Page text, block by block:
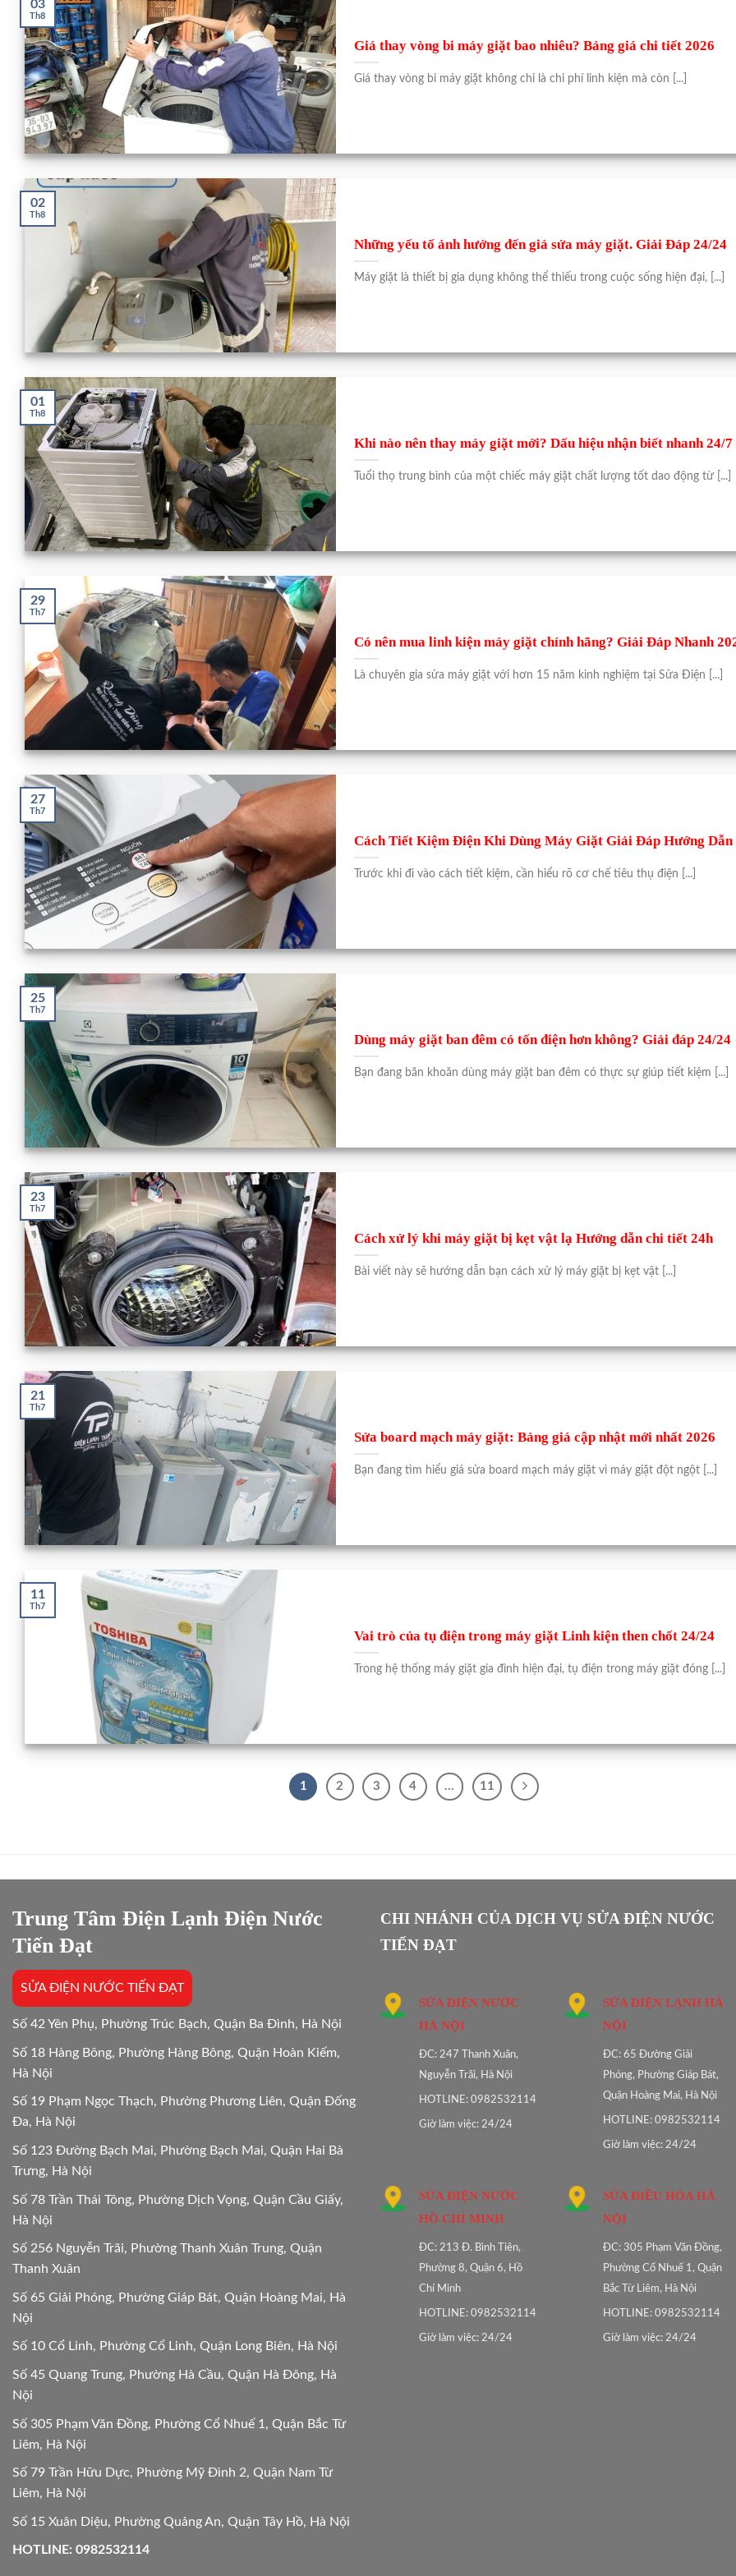
Giá thay vòng bi máy giặt bao nhiêu? Bảng giá chi tiết 2026
Giá thay vòng bi máy giặt không chỉ là chi phí linh kiện mà còn [...]
03
Th8
Những yếu tố ảnh hưởng đến giá sửa máy giặt. Giải Đáp 24/24
Máy giặt là thiết bị gia dụng không thể thiếu trong cuộc sống hiện đại, [...]
02
Th8
Khi nào nên thay máy giặt mới? Dấu hiệu nhận biết nhanh 24/7
Tuổi thọ trung bình của một chiếc máy giặt chất lượng tốt dao động từ [...]
01
Th8
Có nên mua linh kiện máy giặt chính hãng? Giải Đáp Nhanh
Là chuyên gia sửa máy giặt với hơn 15 năm kinh nghiệm tại Sửa Điện [...]
29
Th7
Cách Tiết Kiệm Điện Khi Dùng Máy Giặt Giải Đáp Hướng Dẫn
Trước khi đi vào cách tiết kiệm, cần hiểu rõ cơ chế tiêu thụ điện [...]
27
Th7
Dùng máy giặt ban đêm có tốn điện hơn không? Giải đáp 24/24
Bạn đang băn khoăn dùng máy giặt ban đêm có thực sự giúp tiết kiệm [...]
25
Th7
Cách xử lý khi máy giặt bị kẹt vật lạ Hướng dẫn chi tiết 24h
Bài viết này sẽ hướng dẫn bạn cách xử lý máy giặt bị kẹt vật [...]
23
Th7
Sửa board mạch máy giặt: Bảng giá cập nhật mới nhất 2026
Bạn đang tìm hiểu giá sửa board mạch máy giặt vì máy giặt đột ngột [...]
21
Th7
Vai trò của tụ điện trong máy giặt Linh kiện then chốt 24/24
Trong hệ thống máy giặt gia đình hiện đại, tụ điện trong máy giặt đóng [...]
11
Th7
1 2 3 4 … 11
Trung Tâm Điện Lạnh Điện Nước
Tiến Đạt
SỬA ĐIỆN NƯỚC TIẾN ĐẠT
Số 42 Yên Phụ, Phường Trúc Bạch, Quận Ba Đình, Hà Nội
Số 18 Hàng Bông, Phường Hàng Bông, Quận Hoàn Kiếm,
Hà Nội
Số 19 Phạm Ngọc Thạch, Phường Phương Liên, Quận Đống
Đa, Hà Nội
Số 123 Đường Bạch Mai, Phường Bạch Mai, Quận Hai Bà
Trưng, Hà Nội
Số 78 Trần Thái Tông, Phường Dịch Vọng, Quận Cầu Giấy,
Hà Nội
Số 256 Nguyễn Trãi, Phường Thanh Xuân Trung, Quận
Thanh Xuân
Số 65 Giải Phóng, Phường Giáp Bát, Quận Hoàng Mai, Hà
Nội
Số 10 Cổ Linh, Phường Cổ Linh, Quận Long Biên, Hà Nội
Số 45 Quang Trung, Phường Hà Cầu, Quận Hà Đông, Hà
Nội
Số 305 Phạm Văn Đồng, Phường Cổ Nhuế 1, Quận Bắc Từ
Liêm, Hà Nội
Số 79 Trần Hữu Dực, Phường Mỹ Đình 2, Quận Nam Từ
Liêm, Hà Nội
Số 15 Xuân Diệu, Phường Quảng An, Quận Tây Hồ, Hà Nội
HOTLINE: 0982532114
CHI NHÁNH CỦA DỊCH VỤ SỬA ĐIỆN NƯỚC
TIẾN ĐẠT
SỬA ĐIỆN NƯỚC
HÀ NỘI
ĐC: 247 Thanh Xuân,
Nguyễn Trãi, Hà Nội
HOTLINE: 0982532114
Giờ làm việc: 24/24
SỬA ĐIỆN LẠNH HÀ
NỘI
ĐC: 65 Đường Giải
Phóng, Phường Giáp Bát,
Quận Hoàng Mai, Hà Nội
HOTLINE: 0982532114
Giờ làm việc: 24/24
SỬA ĐIỆN NƯỚC
HỒ CHÍ MINH
ĐC: 213 Đ. Bình Tiên,
Phường 8, Quận 6, Hồ
Chí Minh
HOTLINE: 0982532114
Giờ làm việc: 24/24
SỬA ĐIỀU HÒA HÀ
NỘI
ĐC: 305 Phạm Văn Đồng,
Phường Cổ Nhuế 1, Quận
Bắc Từ Liêm, Hà Nội
HOTLINE: 0982532114
Giờ làm việc: 24/24